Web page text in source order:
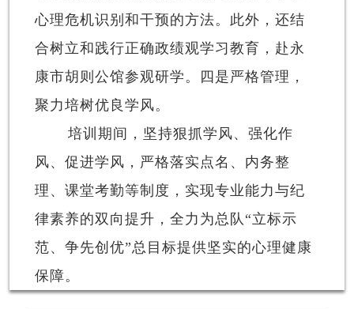
心理危机识别和干预的方法。此外，还结
合树立和践行正确政绩观学习教育，赴永
康市胡则公馆参观研学。四是严格管理，
聚力培树优良学风。
培训期间，坚持狠抓学风、强化作
风、促进学风，严格落实点名、内务整
理、课堂考勤等制度，实现专业能力与纪
律素养的双向提升，全力为总队“立标示
范、争先创优”总目标提供坚实的心理健康
保障。